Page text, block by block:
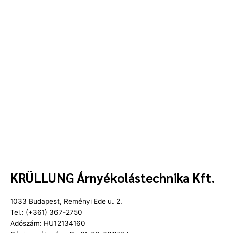
KRÜLLUNG Árnyékolástechnika Kft.
1033 Budapest, Reményi Ede u. 2.
Tel.: (+361) 367-2750
Adószám: HU12134160